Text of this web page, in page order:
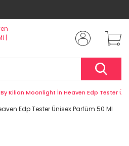
By Kilian Moonlight İn Heaven Edp Tester